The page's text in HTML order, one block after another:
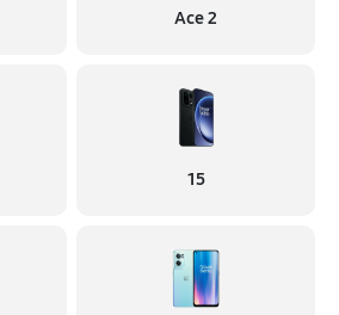
Ace 2
15